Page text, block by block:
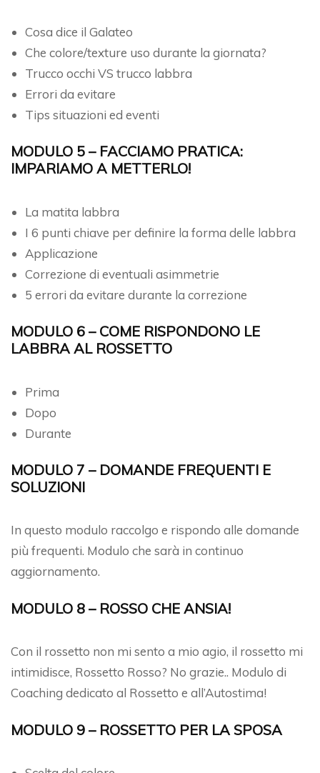
Cosa dice il Galateo
Che colore/texture uso durante la giornata?
Trucco occhi VS trucco labbra
Errori da evitare
Tips situazioni ed eventi
MODULO 5 – FACCIAMO PRATICA:
IMPARIAMO A METTERLO!
La matita labbra
I 6 punti chiave per definire la forma delle labbra
Applicazione
Correzione di eventuali asimmetrie
5 errori da evitare durante la correzione
MODULO 6 – COME RISPONDONO LE
LABBRA AL ROSSETTO
Prima
Dopo
Durante
MODULO 7 – DOMANDE FREQUENTI E
SOLUZIONI
In questo modulo raccolgo e rispondo alle domande
più frequenti. Modulo che sarà in continuo
aggiornamento.
MODULO 8 – ROSSO CHE ANSIA!
Con il rossetto non mi sento a mio agio, il rossetto mi
intimidisce, Rossetto Rosso? No grazie.. Modulo di
Coaching dedicato al Rossetto e all’Autostima!
MODULO 9 – ROSSETTO PER LA SPOSA